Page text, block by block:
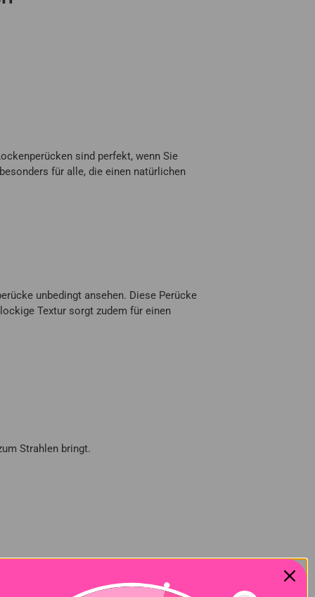
sind perfekt, wenn Sie
für alle, die einen natürlichen
unbedingt ansehen. Diese Perücke
Textur sorgt zudem für einen
Strahlen bringt.
als auch lässig stylen. Sie eignen
tolle Möglichkeit, den eigenen Look zu